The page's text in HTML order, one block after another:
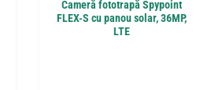
Cameră fototrapă Spypoint
FLEX-S cu panou solar, 36MP,
LTE